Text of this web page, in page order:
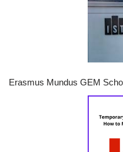
Erasmus Mundus GEM